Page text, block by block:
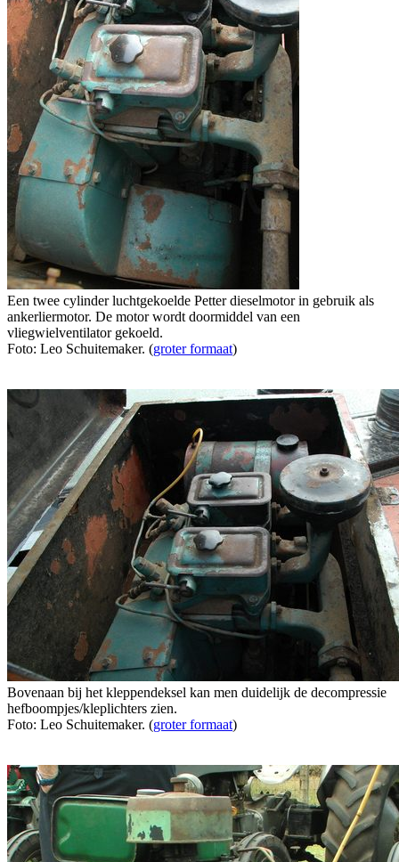
Een twee cylinder luchtgekoelde Petter dieselmotor in gebruik als
ankerliermotor. De motor wordt doormiddel van een
vliegwielventilator gekoeld.
Foto: Leo Schuitemaker. (groter formaat)
Bovenaan bij het kleppendeksel kan men duidelijk de decompressie
hefboompjes/kleplichters zien.
Foto: Leo Schuitemaker. (groter formaat)